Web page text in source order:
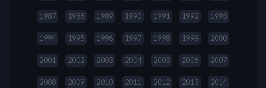
1987 1988 1989 1990 1991 1992 1993
1994 1995 1996 1997 1998 1999 2000
2001 2002 2003 2004 2005 2006 2007
2008 2009 2010 2011 2012 2013 2014